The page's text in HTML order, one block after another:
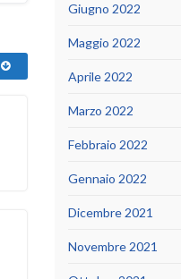
Giugno 2022
Maggio 2022
Aprile 2022
Marzo 2022
Febbraio 2022
Gennaio 2022
Dicembre 2021
Novembre 2021